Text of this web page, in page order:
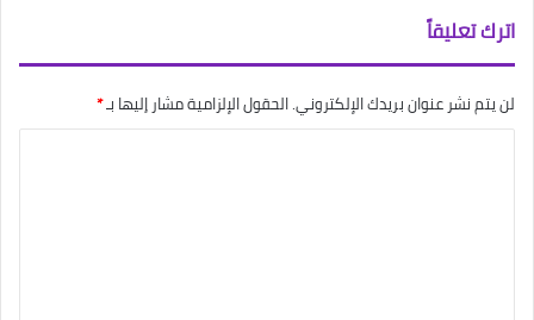
اترك تعليقاً
لن يتم نشر عنوان بريدك الإلكتروني.الحقول الإلزامية مشار إليها بـ*